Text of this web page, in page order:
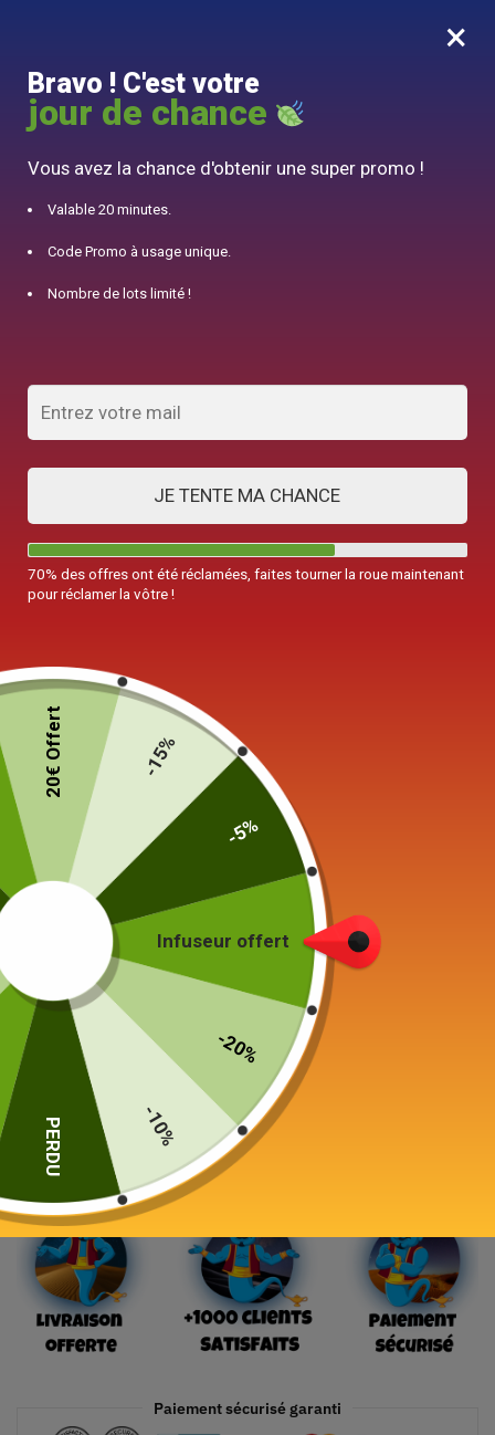
0
10% offert pour 50€ d’achats avec le code DJINN10
Théière en Fonte Japonaise Iwachu
Hoju Blanc 800ml
179,00
1 en stock
Ajouter au panier
Paiement sécurisé garanti
×
Bravo ! C'est votre
jour de chance
Vous avez la chance d'obtenir une super promo !
Valable 20 minutes.
Code Promo à usage unique.
Nombre de lots limité !
JE TENTE MA CHANCE
70% des offres ont été réclamées, faites tourner la roue maintenant
pour réclamer la vôtre !
Infuseur offert
-20%
-10%
PERDU
20€ Offert -15%
-5%